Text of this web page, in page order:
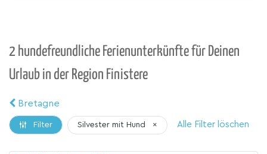
2 hundefreundliche Ferienunterkünfte für Deinen
Urlaub in der Region Finistere
Bretagne
Filter Silvester mit Hund × Alle Filter löschen